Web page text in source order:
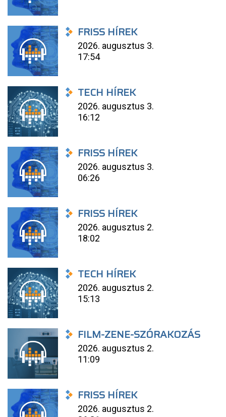
FRISS HÍREK
2026. augusztus 3.
17:54
TECH HÍREK
2026. augusztus 3.
16:12
FRISS HÍREK
2026. augusztus 3.
06:26
FRISS HÍREK
2026. augusztus 2.
18:02
TECH HÍREK
2026. augusztus 2.
15:13
FILM-ZENE-SZÓRAKOZÁS
2026. augusztus 2.
11:09
FRISS HÍREK
2026. augusztus 2.